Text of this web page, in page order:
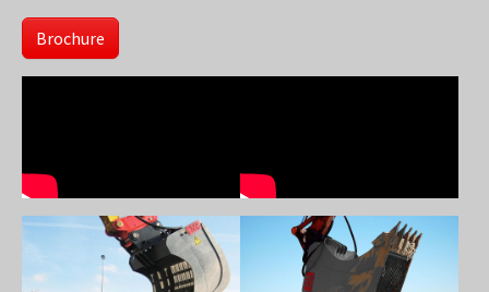
Brochure
Show larger version Show larger version